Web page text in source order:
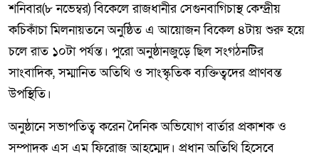
শনিবার(৮ নভেম্বর) বিকেলে রাজধানীর সেগুনবাগিচাস্থ কেন্দ্রীয়
কচিকাঁচা মিলনায়তনে অনুষ্ঠিত এ আয়োজন বিকেল ৪টায় শুরু হয়ে
চলে রাত ১০টা পর্যন্ত। পুরো অনুষ্ঠানজুড়ে ছিল সংগঠনটির
সাংবাদিক, সম্মানিত অতিথি ও সাংস্কৃতিক ব্যক্তিত্বদের প্রাণবন্ত
উপস্থিতি।
অনুষ্ঠানে সভাপতিত্ব করেন দৈনিক অভিযোগ বার্তার প্রকাশক ও
সম্পাদক এস এম ফিরোজ আহম্মেদ। প্রধান অতিথি হিসেবে